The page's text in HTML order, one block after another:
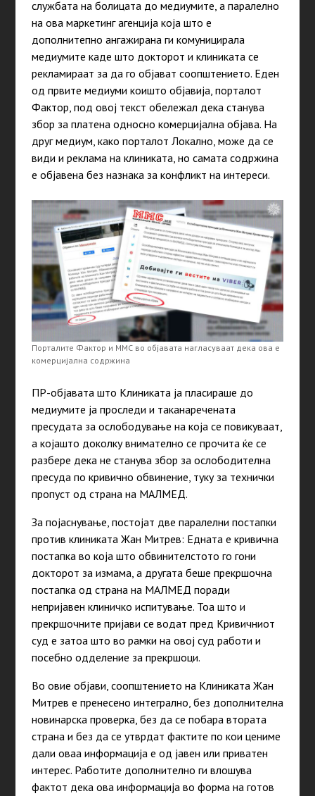
службата на болицата до медиумите, а паралелно
на ова маркетинг агенција која што е
дополнитепно ангажирана ги комуницирала
медиумите каде што докторот и клиниката се
рекламираат за да го објават соопштението. Еден
од првите медиуми коишто објавија, порталот
Фактор, под овој текст обележал дека станува
збор за платена односно комерцијална објава. На
друг медиум, како порталот Локално, може да се
види и реклама на клиниката, но самата содржина
е објавена без назнака за конфликт на интереси.
Порталите Фактор и ММС во објавата нагласуваат дека ова е
комерцијална содржина
ПР-објавата што Клиниката ја пласираше до
медиумите ја проследи и таканаречената
пресудата за ослободување на која се повикуваат,
а којашто доколку внимателно се прочита ќе се
разбере дека не станува збор за ослободителна
пресуда по кривично обвинение, туку за технички
пропуст од страна на МАЛМЕД.
За појаснување, постојат две паралелни постапки
против клиниката Жан Митрев: Едната е кривична
постапка во која што обвинителстото го гони
докторот за измама, а другата беше прекршочна
постапка од страна на МАЛМЕД поради
непријавен клиничко испитување. Тоа што и
прекршочните пријави се водат пред Кривичниот
суд е затоа што во рамки на овој суд работи и
посебно одделение за прекршоци.
Во овие објави, соопштението на Клиниката Жан
Митрев е пренесено интегрално, без дополнителна
новинарска проверка, без да се побара втората
страна и без да се утврдат фактите по кои цениме
дали оваа информација е од јавен или приватен
интерес. Работите дополнително ги влошува
фактот дека ова информација во форма на готов